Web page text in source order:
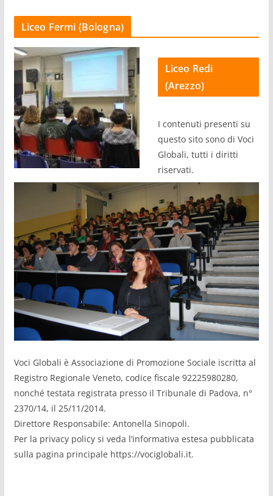
Liceo Fermi (Bologna)
Liceo Redi
(Arezzo)
I contenuti presenti su
questo sito sono di Voci
Globali, tutti i diritti
riservati.
Voci Globali è Associazione di Promozione Sociale iscritta al
Registro Regionale Veneto, codice fiscale 92225980280,
nonché testata registrata presso il Tribunale di Padova, n°
2370/14, il 25/11/2014.
Direttore Responsabile: Antonella Sinopoli.
Per la privacy policy si veda l’informativa estesa pubblicata
sulla pagina principale https://vociglobali.it.